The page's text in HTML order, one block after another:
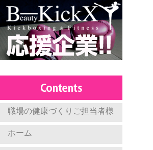
職場の健康づくりご担当者様
ホーム